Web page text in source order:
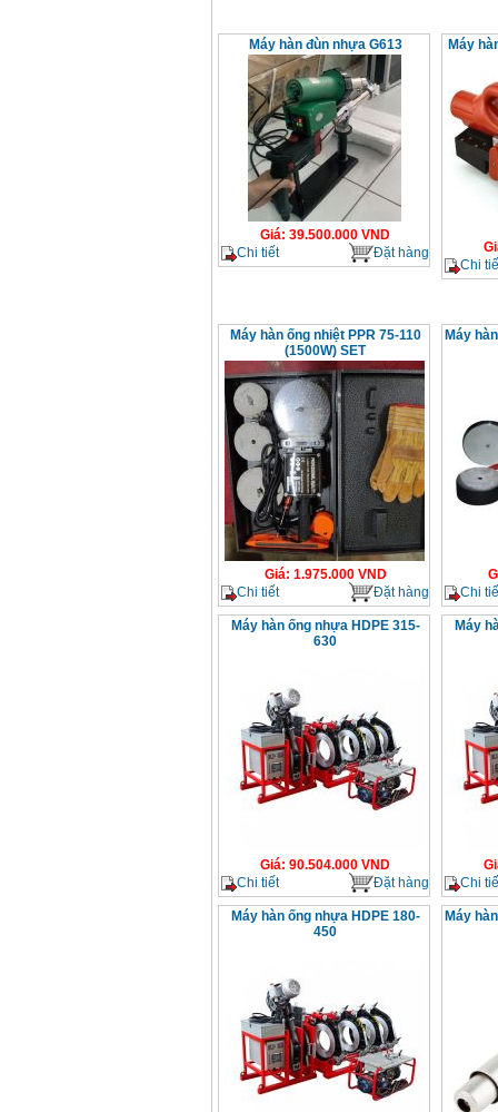
Máy hàn đùn nhựa G613
Giá: 39.500.000 VND
Chi tiết
Đặt hàng
Máy
Chi
Máy hàn ống nhiệt PPR 75-110
(1500W) SET
Giá: 1.975.000VND
Chi tiết
Đặt hàng
Máy
Chi
Máy hàn ống nhựa HDPE 315-
630
Giá: 90.504.000 VND
Chi tiết
Đặt hàng
Máy
Chi
Máy hàn ống nhựa HDPE 180-
450
Máy